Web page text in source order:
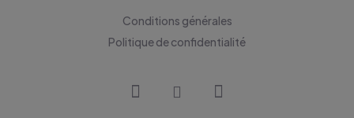
Conditions générales
Politique de confidentialité